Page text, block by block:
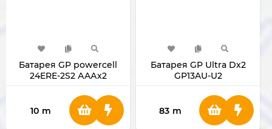
Батарея GP powercell
24ERE-2S2 АAАх2
10 m
Батарея GP Ultra Dх2
GP13AU-U2
83 m